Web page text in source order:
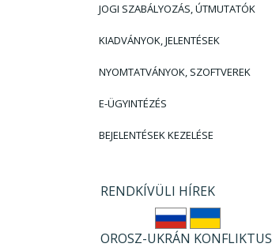
JOGI SZABÁLYOZÁS, ÚTMUTATÓK
KIADVÁNYOK, JELENTÉSEK
NYOMTATVÁNYOK, SZOFTVEREK
E-ÜGYINTÉZÉS
BEJELENTÉSEK KEZELÉSE
RENDKÍVÜLI HÍREK
OROSZ-UKRÁN KONFLIKTUS